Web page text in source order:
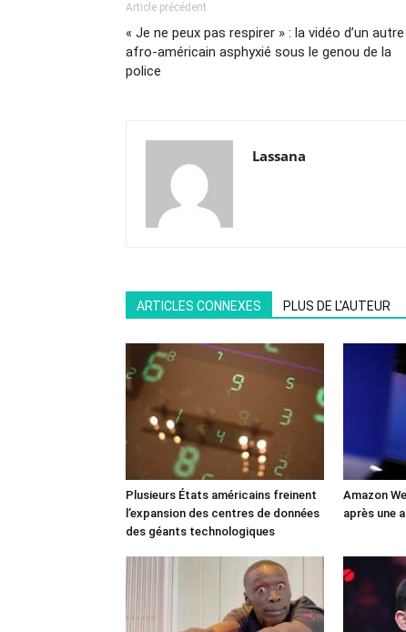
Article précédent
« Je ne peux pas respirer » : la vidéo d’un autre
afro-américain asphyxié sous le genou de la
police
Lassana
ARTICLES CONNEXES PLUS DE L'AUTEUR
Plusieurs États américains freinent
l’expansion des centres de données
des géants technologiques
Amazon
après une